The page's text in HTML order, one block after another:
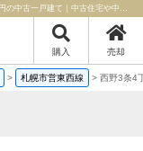
西野3条4丁目 事業用一棟 北海道札幌市西区西野三条4丁目｜7,280万円の中古一戸建て｜中古住宅や中古物件情報｜センチュリー21アルガホーム
購入 売却
> 札幌市営東西線 > 西野3条4